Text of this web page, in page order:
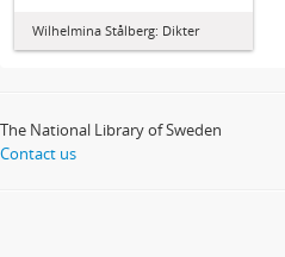
Wilhelmina Stålberg: Dikter
The National Library of Sweden
Contact us